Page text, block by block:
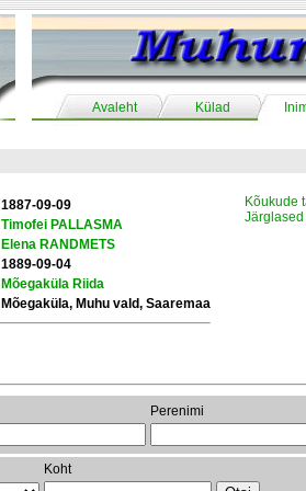
Avaleht Külad
1887-09-09
Timofei PALLASMA
Elena RANDMETS
1889-09-04
Mõegaküla Riida
Mõegaküla, Muhu vald, Saaremaa
Kõukude
Järglased
Perenimi
Koht